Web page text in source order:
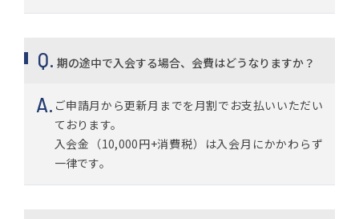
期の途中で入会する場合、会費はどうなりますか？
ご申請月から更新月までを月割でお支払いいただい
ております。
入会金（10,000円+消費税）は入会月にかかわらず
一律です。